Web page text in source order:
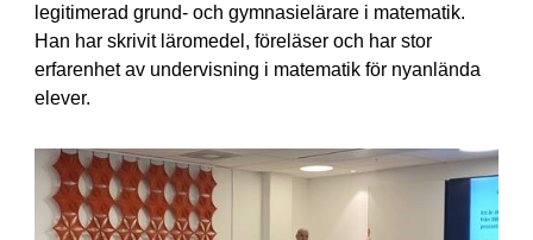
legitimerad grund- och gymnasielärare i matematik.
Han har skrivit läromedel, föreläser och har stor
erfarenhet av undervisning i matematik för nyanlända
elever.